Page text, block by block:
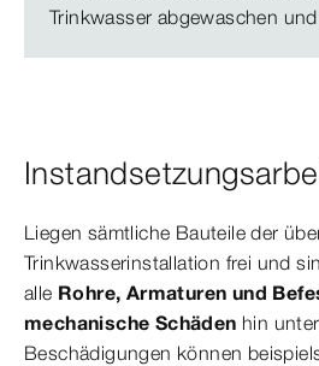
Trinkwasser abgewaschen
Liegen sämtliche Bauteile der
Trinkwasserinstallation frei und
alle Rohre, Armaturen und
mechanische Schäden hin
Beschädigungen können